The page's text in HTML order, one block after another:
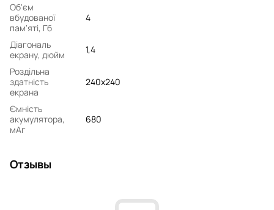
Об'єм
вбудованої
пам'яті, Гб
4
Діагональ
екрану, дюйм
1,4
Роздільна
здатність
екрана
240х240
Ємність
акумулятора,
мАг
680
Отзывы